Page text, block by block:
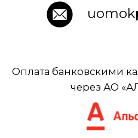
система «Мир»